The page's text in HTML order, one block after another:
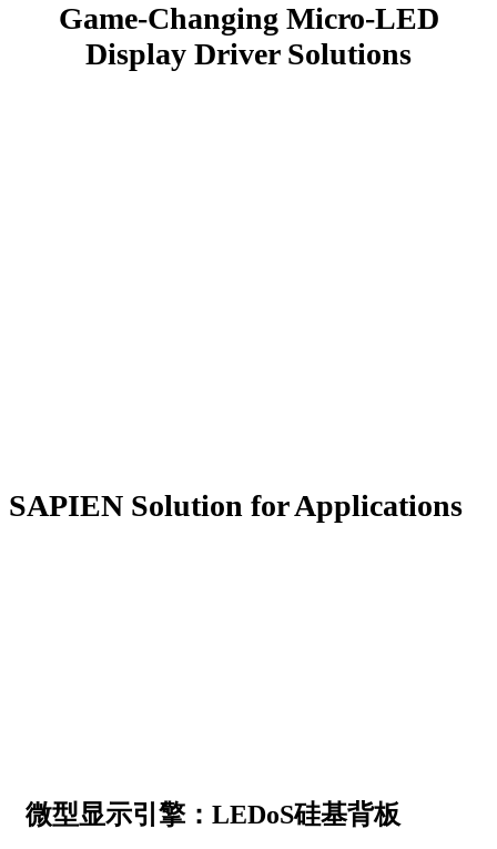
Game-Changing Micro-LED
Display Driver Solutions
SAPIEN Solution for Applications
微型显示引擎：LEDoS硅基背板